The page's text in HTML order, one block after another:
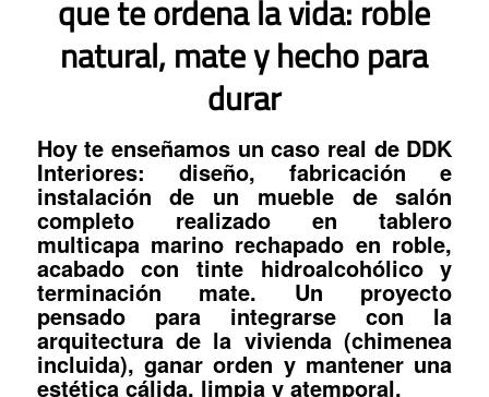
que te ordena la vida: roble
natural, mate y hecho para
durar
Hoy te enseñamos un caso real de DDK
Interiores: diseño, fabricación e
instalación de un mueble de salón
completorealizado entablero
multicapa marino rechapado en roble,
acabado con tinte hidroalcohólicoy
terminación mate. Un proyecto
pensado para integrarse con la
arquitectura de la vivienda (chimenea
incluida), ganar orden y mantener una
estética cálida, limpia y atemporal.